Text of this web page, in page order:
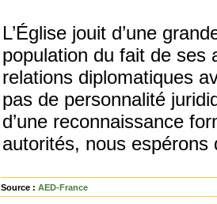
L’Église jouit d’une
population du fait de ses
relations diplomatiques
pas de personnalité
d’une reconnaissance
autorités, nous
Source : AED-France